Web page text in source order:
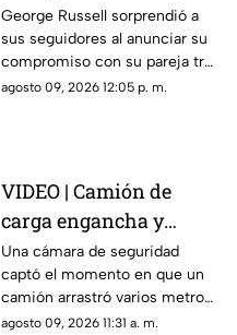
romántica propuesta
de matrimonio de
George Russell a
Carmen Montero
George Russell sorprendió a
sus seguidores al anunciar su
compromiso con su pareja tras
más de cinco años juntos
agosto 09, 2026 12:05 p. m.
VIDEO | Camión de
carga engancha y
destruye vehículo
estacionado
Una cámara de seguridad
captó el momento en que un
camión arrastró varios metros
a un vehículo estacionado
agosto 09, 2026 11:31 a. m.